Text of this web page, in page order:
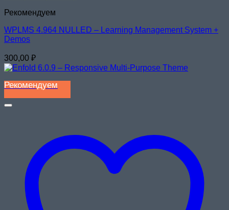
Рекомендуем
WPLMS 4.964 NULLED – Learning Management System +
Demos
300,00 ₽
Рекомендуем